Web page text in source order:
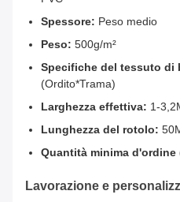
Spessore: Peso medio
Peso: 500g/m²
Specifiche del tessuto di
(Ordito*Trama)
Larghezza effettiva: 1-
Lunghezza del rotolo:
Quantità minima d'ordine
Lavorazione e